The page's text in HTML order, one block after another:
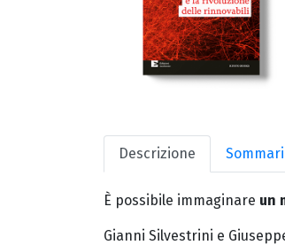
Descrizione
È possibile immaginare un
Gianni Silvestrini e